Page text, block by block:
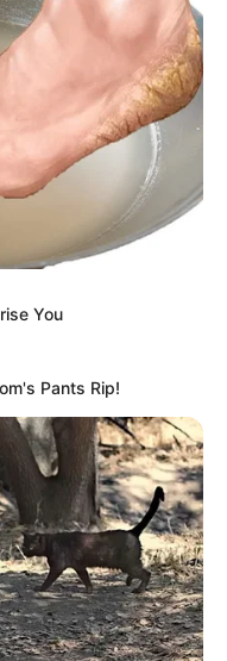
das von einer
Wildgehege
auch solche, die hier
gibt es eine große
und eine
Flugschauen.
hellenthal.de
der vor 2.000
bis nach
Wanderweg, an
Römischen Reiches
unter de.wikipedia.org/
Kommern - In dem
die Besucher in
begegnen.
heimischen
einen
You
Pants Rip!